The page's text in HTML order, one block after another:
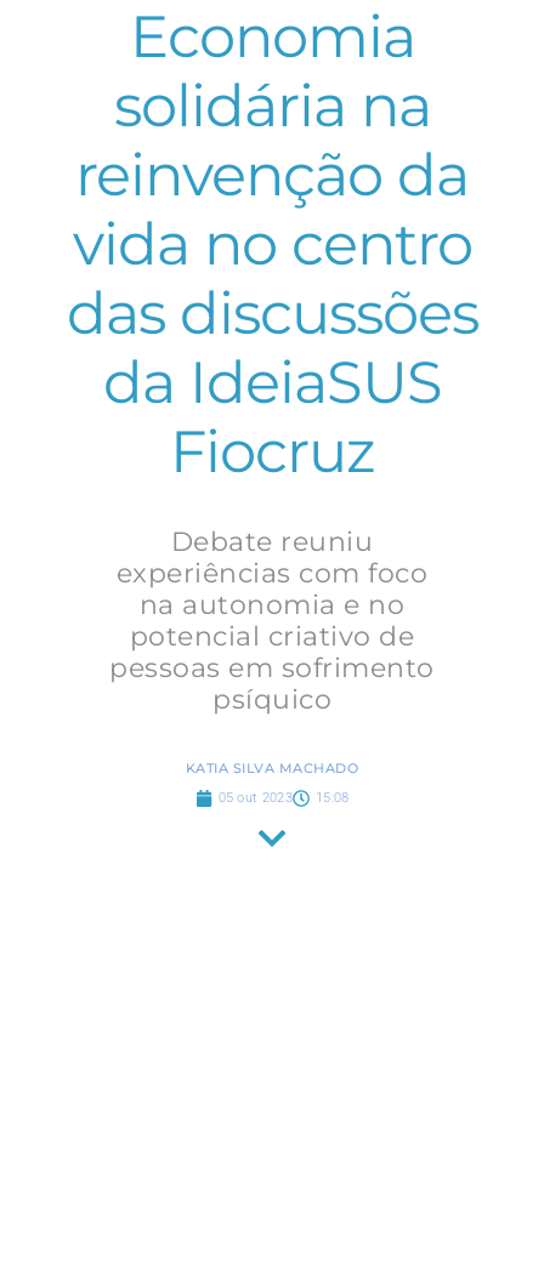
Economia
solidária na
reinvenção da
vida no centro
das discussões
da IdeiaSUS
Fiocruz
Debate reuniu
experiências com foco
na autonomia e no
potencial criativo de
pessoas em sofrimento
psíquico
KATIA SILVA MACHADO
05 out 2023 15:08